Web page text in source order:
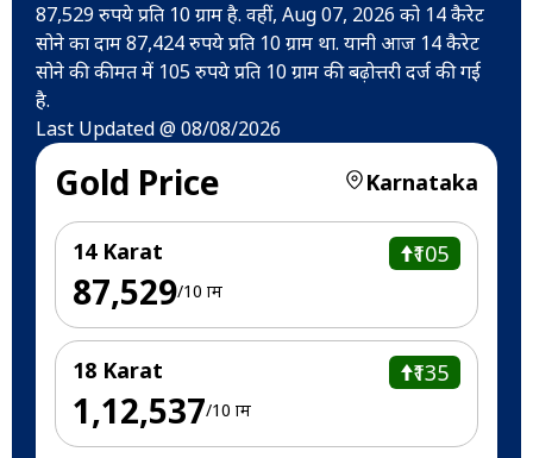
87,529 रुपये प्रति 10 ग्राम है. वहीं, Aug 07, 2026 को 14 कैरेट
सोने का दाम 87,424 रुपये प्रति 10 ग्राम था. यानी आज 14 कैरेट
सोने की कीमत में 105 रुपये प्रति 10 ग्राम की बढ़ोत्तरी दर्ज की गई
है.
Last Updated @ 08/08/2026
Gold Price Karnataka
14 Karat ₹105
₹87,529/10 ग्राम
18 Karat ₹135
₹1,12,537/10 ग्राम